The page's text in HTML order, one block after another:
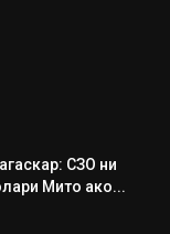
СЗО ни
Мито ако...